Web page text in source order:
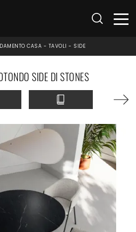
CASA - TAVOLI - SIDE
SIDE DI STONES